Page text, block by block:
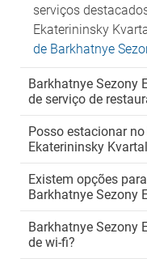
serviços
Ekaterininsky
de Barkhatnye
Barkhatnye Sezony
de serviço de
Posso estacionar
Ekaterininsky
Existem opções
Barkhatnye Sezony
Barkhatnye Sezony
de wi-fi?